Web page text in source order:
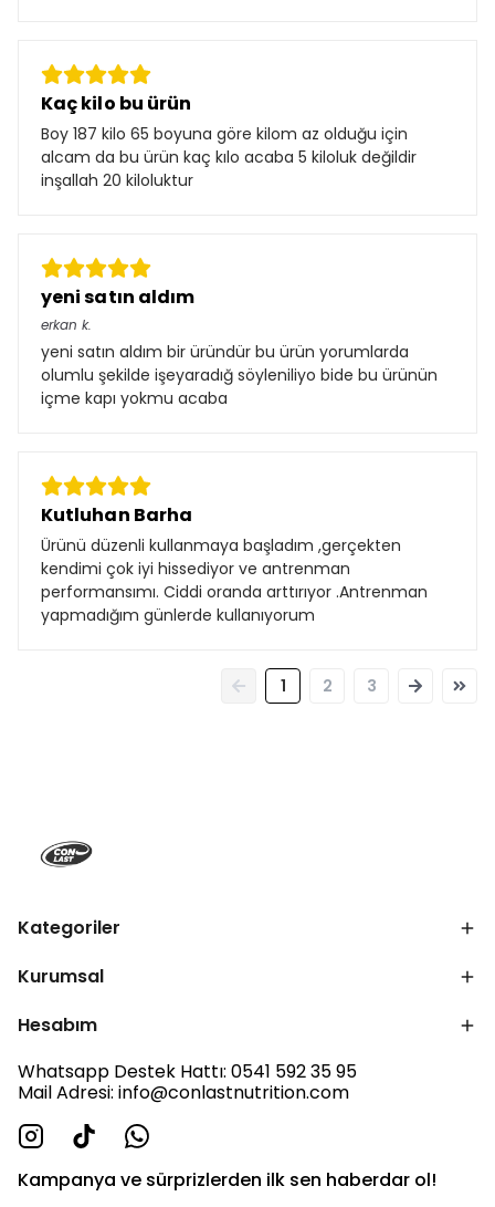
Kaç kilo bu ürün
Boy 187 kilo 65 boyuna göre kilom az olduğu için
alcam da bu ürün kaç kılo acaba 5 kiloluk değildir
inşallah 20 kiloluktur
yeni satın aldım
erkan k.
yeni satın aldım bir üründür bu ürün yorumlarda
olumlu şekilde işeyaradığ söyleniliyo bide bu ürünün
içme kapı yokmu acaba
Kutluhan Barha
Ürünü düzenli kullanmaya başladım ,gerçekten
kendimi çok iyi hissediyor ve antrenman
performansımı. Ciddi oranda arttırıyor .Antrenman
yapmadığım günlerde kullanıyorum
1 2 3
Kategoriler
Kurumsal
Hesabım
Whatsapp Destek Hattı: 0541 592 35 95
Mail Adresi: info@conlastnutrition.com
Kampanya ve sürprizlerden ilk sen haberdar ol!